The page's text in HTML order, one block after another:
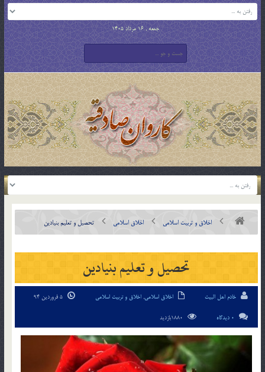
جمعه , 16 مرداد 1405
اخلاق و تربیت اسلامی اخلاق اسلامی تحصيل و تعليم بنيادين
تحصيل و تعليم بنيادين
خادم اهل البیت اخلاق اسلامی, اخلاق و تربیت اسلامی
0 دیدگاه